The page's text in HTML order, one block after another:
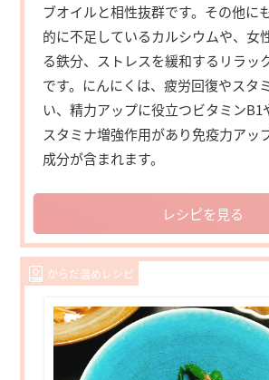
ブオイルと相性抜群です。その他に
的に不足しているカルシウムや、女
る鉄分、ストレスを緩和するリラッ
です。にんにくは、疲労回復やスタ
い、精力アップに役立つビタミンB1
スタミナ増強作用があり免疫力アッ
成分が含まれます。
レシピを見る
からだ温めレシピ